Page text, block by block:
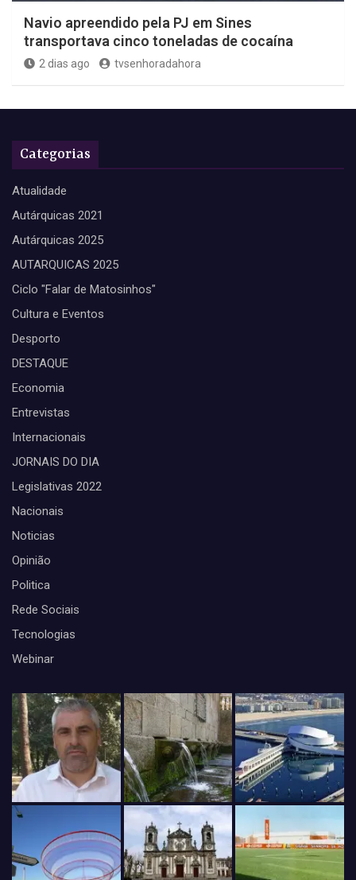
Navio apreendido pela PJ em Sines
transportava cinco toneladas de cocaína
2 dias ago tvsenhoradahora
Categorias
Atualidade
Autárquicas 2021
Autárquicas 2025
AUTARQUICAS 2025
Ciclo "Falar de Matosinhos"
Cultura e Eventos
Desporto
DESTAQUE
Economia
Entrevistas
Internacionais
JORNAIS DO DIA
Legislativas 2022
Nacionais
Noticias
Opinião
Politica
Rede Sociais
Tecnologias
Webinar